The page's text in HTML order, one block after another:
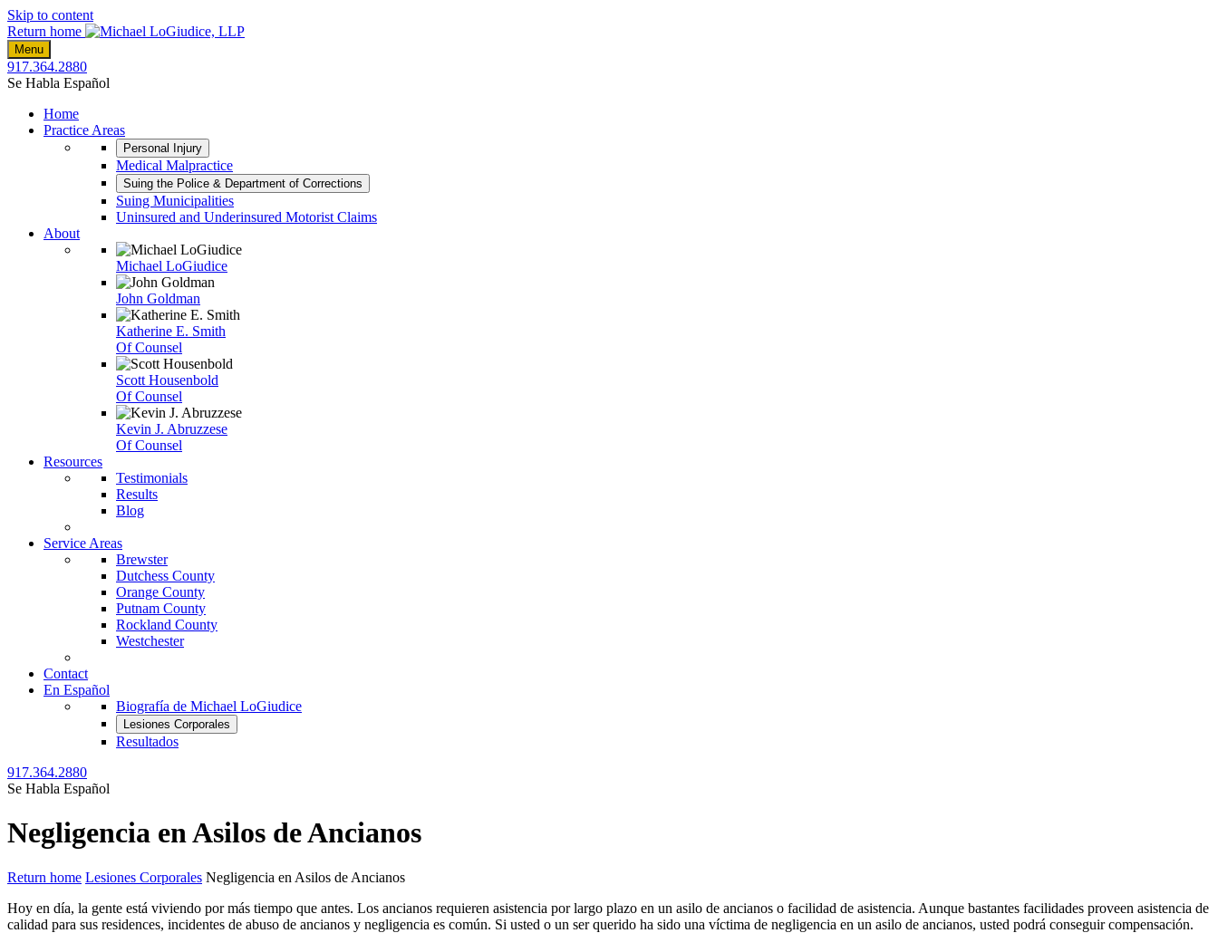
Skip to content
Return home
Menu
917.364.2880
Se Habla Español
Home
Practice Areas
Personal Injury
Medical Malpractice
Suing the Police & Department of Corrections
Suing Municipalities
Uninsured and Underinsured Motorist Claims
About
Michael LoGiudice
John Goldman
Katherine E. Smith
Of Counsel
Scott Housenbold
Of Counsel
Kevin J. Abruzzese
Of Counsel
Resources
Testimonials
Results
Blog
Service Areas
Brewster
Dutchess County
Orange County
Putnam County
Rockland County
Westchester
Contact
En Español
Biografía de Michael LoGiudice
Lesiones Corporales
Resultados
917.364.2880
Se Habla Español
Negligencia en Asilos de Ancianos
Return home Lesiones Corporales Negligencia en Asilos de Ancianos
Hoy en día, la gente está viviendo por más tiempo que antes. Los ancianos requieren asistencia por largo plazo en un asilo de ancianos o facilidad de asistencia. Aunque bastantes facilidades proveen asistencia de
calidad para sus residences, incidentes de abuso de ancianos y negligencia es común. Si usted o un ser querido ha sido una víctima de negligencia en un asilo de ancianos, usted podrá conseguir compensación.